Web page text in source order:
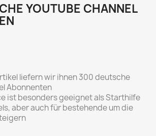
YOUTUBE CHANNEL
liefern wir ihnen 300 deutsche
Abonnenten
ist besonders geeignet als Starthilfe
aber auch für bestehende um die